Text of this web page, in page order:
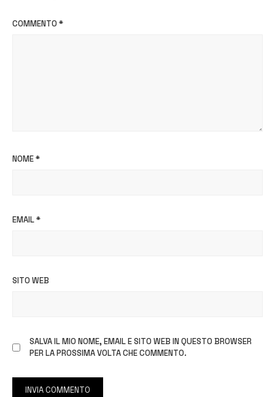
COMMENTO *
NOME*
EMAIL*
SITO WEB
SALVA IL MIO NOME, EMAIL E SITO WEB IN QUESTO BROWSER
PER LA PROSSIMA VOLTA CHE COMMENTO.